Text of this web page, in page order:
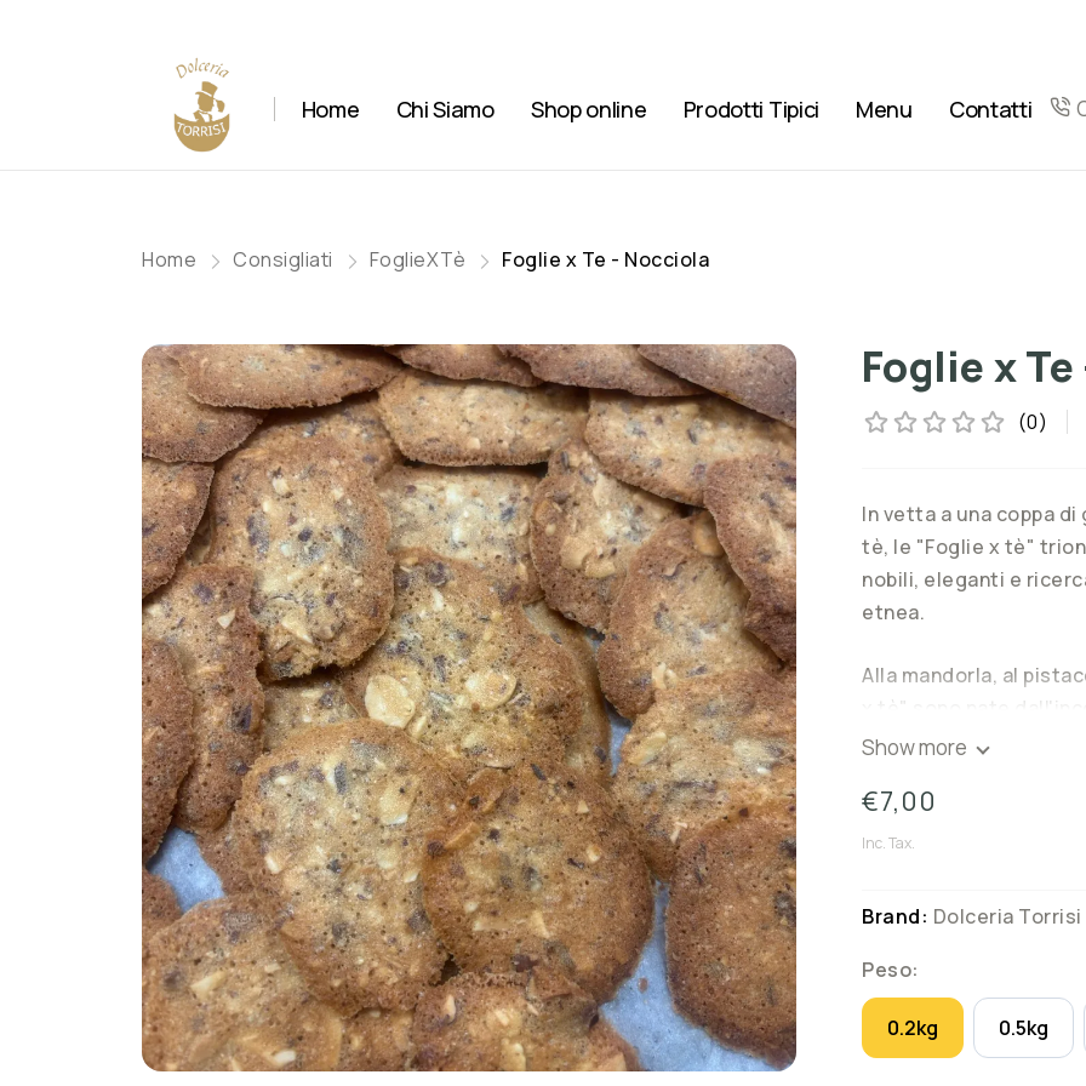
Home Chi Siamo Shop online Prodotti Tipici Menu Contatti
Home Consigliati FoglieXTè Foglie x Te - Nocciola
Foglie x
(0)
In vetta a una coppa
tè, le "Foglie x tè"
nobili, eleganti e
etnea.
Alla mandorla, al
x tè" sono nate
pasticceria svizzero-
Friabili, leggere,
Golosissime per gli
celebrare un evento
diventare irresistibili
Show more
€7,00
Inc. Tax.
Brand: Dolceria Torrisi
Peso:
0.2kg 0.5kg